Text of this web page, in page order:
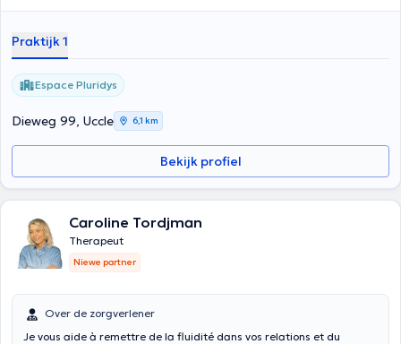
Praktijk 1
Espace Pluridys
Dieweg 99, Uccle 6,1 km
Bekijk profiel
Caroline Tordjman
Therapeut
Niewe partner
Over de zorgverlener
Je vous aide à remettre de la fluidité dans vos relations et du